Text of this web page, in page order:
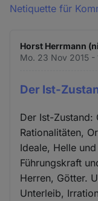
Netiquette für
Horst Herrmann
Mo. 23 Nov 2015 -
Der Ist-
Der Ist-Zustand:
Rationalitäten,
Ideale, Helle
Führungskraft
Herren, Götter.
Unterleib,